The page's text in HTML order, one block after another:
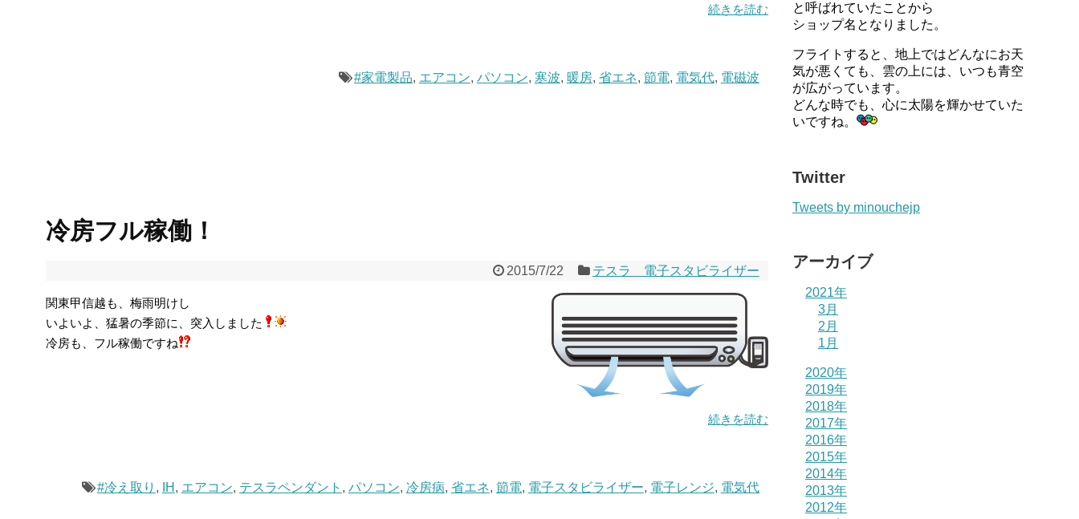
続きを読む
#家電製品, エアコン, パソコン, 寒波, 暖房, 省エネ, 節電, 電気代, 電磁波
冷房フル稼働！
2015/7/22 テスラ 電子スタビライザー
関東甲信越も、梅雨明けし
いよいよ、猛暑の季節に、突入しました
冷房も、フル稼働ですね
続きを読む
#冷え取り , IH , エアコン, テスラペンダント , パソコン, 冷房病, 省エネ, 節電, 電子スタビライザー, 電子レンジ, 電気代
と呼ばれていたことから
ショップ名となりました。
フライトすると、地上ではどんなにお天
気が悪くても、雲の上には、いつも青空
が広がっています。
どんな時でも、心に太陽を輝かせていた
いですね。
Twitter
Tweets by minouchejp
アーカイブ
2021年
3月
2月
1月
2020年
2019年
2018年
2017年
2016年
2015年
2014年
2013年
2012年